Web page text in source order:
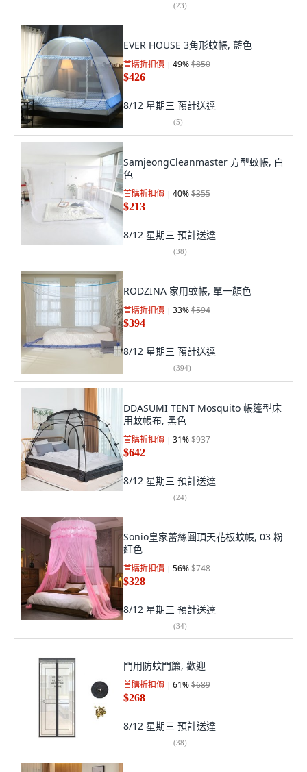
(23)
EVER HOUSE 3角形蚊帳, 藍色
首購折扣價 49%$850
$426
8/12 星期三 預計送達
(5)
SamjeongCleanmaster 方型蚊帳, 白
色
首購折扣價 40%$355
$213
8/12 星期三 預計送達
(38)
RODZINA 家用蚊帳, 單一顏色
首購折扣價 33%$594
$394
8/12 星期三 預計送達
(394)
DDASUMI TENT Mosquito 帳篷型床
用蚊帳布, 黑色
首購折扣價 31%$937
$642
8/12 星期三 預計送達
(24)
Sonio皇家蕾絲圓頂天花板蚊帳, 03 粉
紅色
首購折扣價 56%$748
$328
8/12 星期三 預計送達
(34)
門用防蚊門簾, 歡迎
首購折扣價 61%$689
$268
8/12 星期三 預計送達
(38)